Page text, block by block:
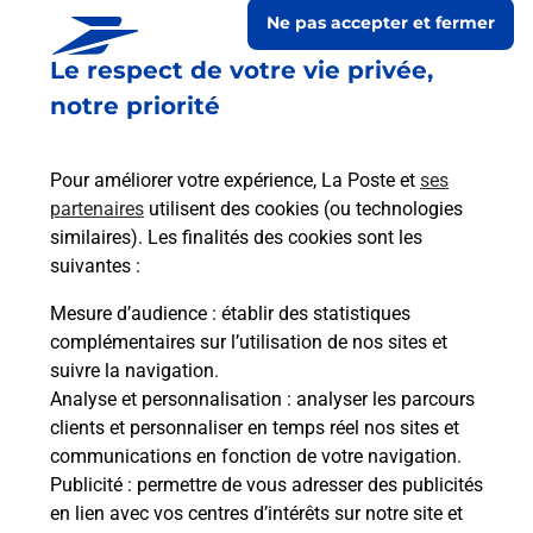
Le respect de votre vie privée,
notre priorité
Pour améliorer votre expérience, La Poste et ses
partenaires utilisent des cookies (ou technologies
similaires). Les finalités des cookies sont les
suivantes :
Mesure d’audience : établir des statistiques
complémentaires sur l’utilisation de nos sites et
suivre la navigation.
Analyse et personnalisation : analyser les parcours
clients et personnaliser en temps réel nos sites et
communications en fonction de votre navigation.
Publicité : permettre de vous adresser des publicités
en lien avec vos centres d’intérêts sur notre site et
Ne pas accepter et fermer
Prochaine collecte du courriersamedià 08h30
Le Bourg
50430 Laulne
Itinéraire
Le lien s'ouvre dans un nouvel onglet